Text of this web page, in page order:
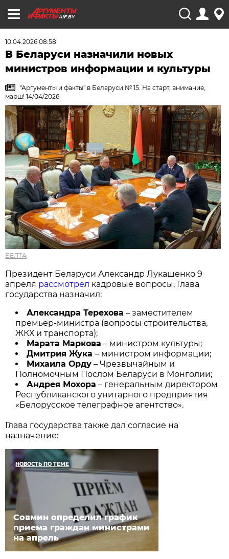
AIF.BY
10.04.2026 08:58
В Беларуси назначили новых
министров информации и культуры
"Аргументы и факты" в Беларуси № 15. На старт, внимание,
марш! 14/04/2026
БЕЛТА
Президент Беларуси Александр Лукашенко 9
апреля рассмотрел кадровые вопросы. Глава
государства назначил:
Александра Терехова – заместителем
премьер-министра (вопросы строительства,
ЖКХ и транспорта);
Марата Маркова – министром культуры;
Дмитрия Жука– министром информации;
Михаила Орду – Чрезвычайным и
Полномочным Послом Беларуси в Монголии;
Андрея Мохора – генеральным директором
Республиканского унитарного предприятия
«Белорусское телеграфное агентство».
Глава государства также дал согласие на
назначение:
НОВОСТЬ ПО ТЕМЕ
Совмин определил график
приема граждан министрами
на апрель